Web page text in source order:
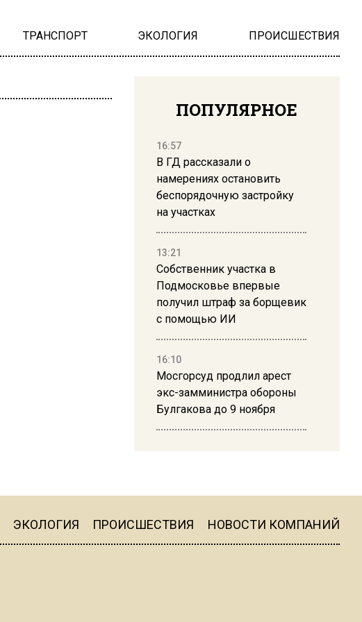
ТРАНСПОРТ ЭКОЛОГИЯ ПРОИСШЕСТВИЯ
ПОПУЛЯРНОЕ
16:57
В ГД рассказали о
намерениях остановить
беспорядочную застройку
на участках
13:21
Собственник участка в
Подмосковье впервые
получил штраф за борщевик
с помощью ИИ
16:10
Мосгорсуд продлил арест
экс-замминистра обороны
Булгакова до 9 ноября
16:19
ЭКОЛОГИЯ ПРОИСШЕСТВИЯ НОВОСТИ КОМПАНИЙ